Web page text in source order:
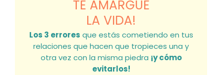
TE AMARGUE
LA VIDA!
Los 3 errores que estás cometiendo en tus
relaciones que hacen que tropieces una y
otra vez con la misma piedra ¡y cómo
evitarlos!